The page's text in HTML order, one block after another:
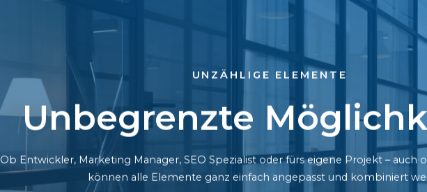
UNZÄHLIGE ELEMENTE
Unbegrenzte
Ob Entwickler, Marketing Manager, SEO Spezialist oder fürs eigene Projekt – auch
können alle Elemente ganz einfach angepasst und kombiniert